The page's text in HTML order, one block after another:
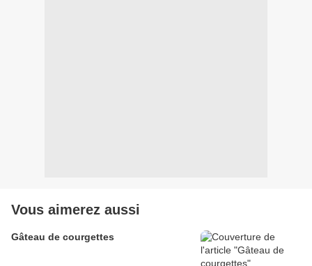
Vous aimerez aussi
Gâteau de courgettes